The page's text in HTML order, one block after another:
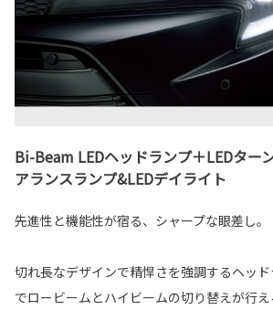
Bi-Beam LEDヘッドランプ＋LEDター
アランスランプ&LEDデイライト
先進性と機能性が宿る、シャープな眼差し。
切れ長なデザインで精悍さを強調するヘッ
でロービームとハイビームの切り替えが行